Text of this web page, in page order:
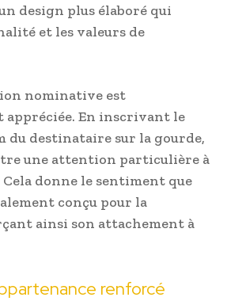
design plus élaboré qui
et les valeurs de
nominative est
En inscrivant le
du destinataire sur la gourde,
une attention particulière à
donne le sentiment que
conçu pour la
ainsi son attachement à
renforcé